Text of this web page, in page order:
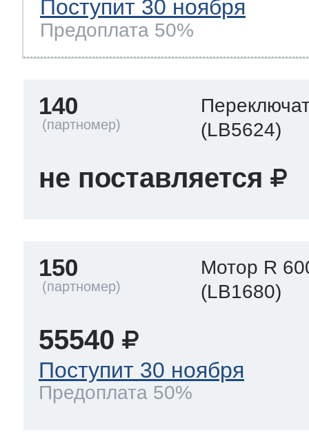
Поступит 30 ноября
Предоплата 50%
140
(LB5624)
не поставляется
150
Мотор R
(LB1680)
55540
Поступит 30 ноября
Предоплата 50%